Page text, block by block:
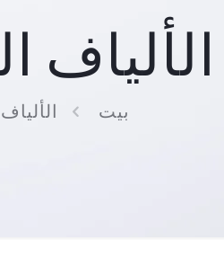
الألياف
بيت